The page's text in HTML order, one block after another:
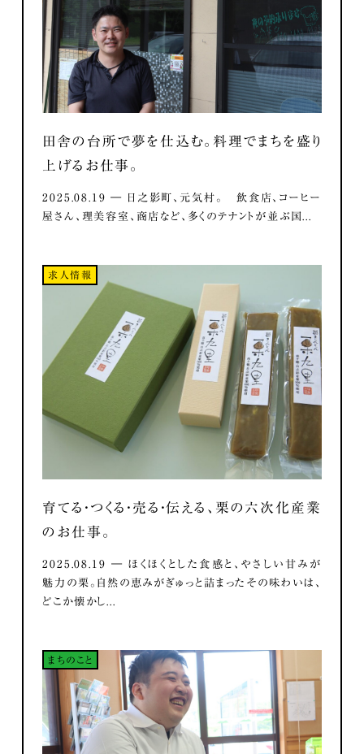
田舎の台所で夢を仕込む。料理でまちを盛り
上げるお仕事。
2025.08.19 ― 日之影町、元気村。 飲食店、コーヒー
屋さん、理美容室、商店など、多くのテナントが並ぶ国...
求人情報
育てる・つくる・売る・伝える、栗の六次化産業
のお仕事。
2025.08.19 ― ほくほくとした食感と、やさしい甘みが
魅力の栗。自然の恵みがぎゅっと詰まったその味わいは、
どこか懐かし...
まちのこと